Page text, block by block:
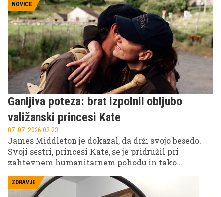
adrenalina kar na svojem kavču.
NOVICE
Ganljiva poteza: brat izpolnil obljubo
valižanski princesi Kate
07. 07. 2026 02.23
James Middleton je dokazal, da drži svojo besedo.
Svoji sestri, princesi Kate, se je pridružil pri
zahtevnem humanitarnem pohodu in tako
trenutkih med njenim zdravljenjem.
ZDRAVJE